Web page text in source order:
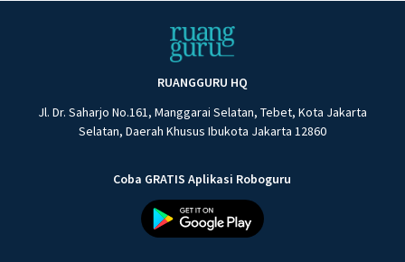
RUANGGURU HQ
Jl. Dr. Saharjo No.161, Manggarai Selatan, Tebet, Kota Jakarta
Selatan, Daerah Khusus Ibukota Jakarta 12860
Coba GRATIS Aplikasi Roboguru